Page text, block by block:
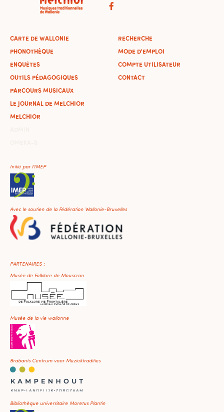
CARTE DE WALLONIE
PHONOTHÈQUE
ENQUÊTES
OUTILS PÉDAGOGIQUES
PARCOURS MUSICAUX
LE JOURNAL DE MELCHIOR
MELCHIOR
RECHERCHE
MODE D'EMPLOI
COMPTE UTILISATEUR
CONTACT
Initié par l'IMEP
Avec le soutien de la Fédération Wallonie-Bruxelles
PARTENAIRES :
Musée de Folklore de Mouscron
Musée de la vie wallonne
Brabants Centrum voor Muziektradities
Bibliothèque universitaire Moretus Plantin